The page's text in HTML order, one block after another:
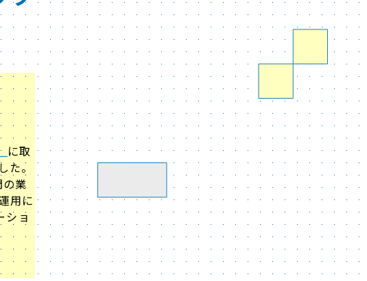
に取
。
業
用に
ショ